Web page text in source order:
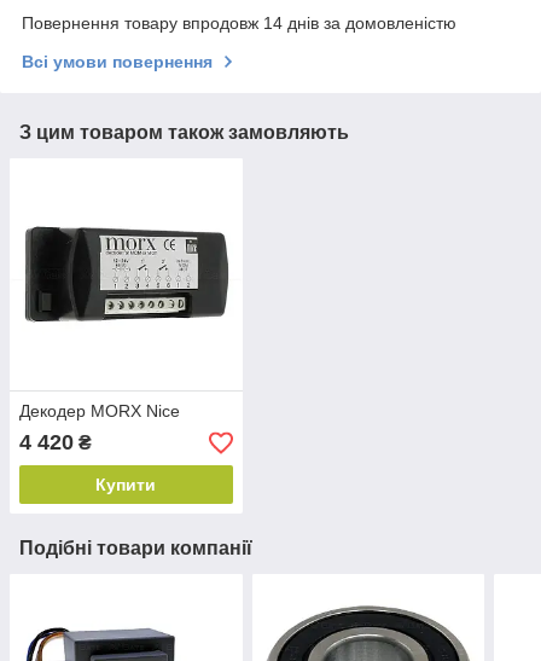
Повернення товару впродовж 14 днів за домовленістю
Всі умови повернення
З цим товаром також замовляють
Декодер MORX Nice
4 420 ₴
Купити
Подібні товари компанії